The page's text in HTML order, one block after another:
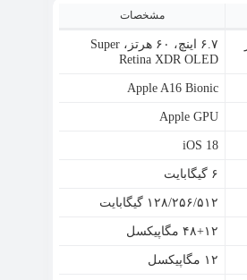
مشخصات
۶.۷ اینچ، ۶۰ هرتز، Super
Retina XDR OLED
Apple A16 Bionic
Apple GPU
iOS 18
۶ گیگابایت
۱۲۸/۲۵۶/۵۱۲ گیگابایت
۴۸+۱۲ مگاپیکسل
۱۲ مگاپیکسل